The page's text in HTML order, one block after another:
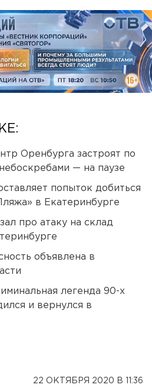
Оренбурга застроят по
— на паузе
попыток добиться
в Екатеринбурге
про атаку на склад
объявлена в
легенда 90-х
и вернулся в
22 ОКТЯБРЯ 2020 В 11:36